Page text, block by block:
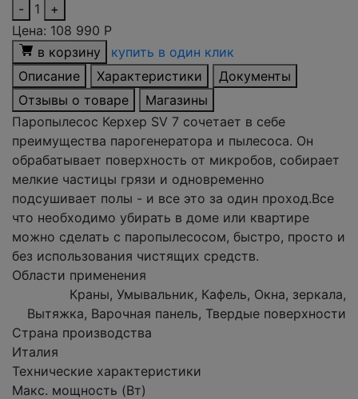
-
1
+
Цена: 108 990 Р
в корзину
купить в один клик
Описание
Характеристики
Документы
Отзывы о товаре
Магазины
Паропылесос Керхер SV 7 сочетает в себе
преимущества парогенератора и пылесоса. Он
обрабатывает поверхность от микробов, собирает
мелкие частицы грязи и одновременно
подсушивает полы - и все это за один проход.Все
что необходимо убирать в доме или квартире
можно сделать с паропылесосом, быстро, просто и
без использования чистящих средств.
Области применения
Краны, Умывальник, Кафель, Окна, зеркала,
Вытяжка, Варочная панель, Твердые поверхности
Страна производства
Италия
Технические характеристики
Макс. мощность (Вт)